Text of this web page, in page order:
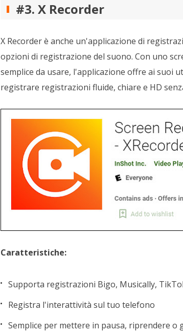
#3. X Recorder
X Recorder è anche un'applicazione di
opzioni di registrazione del suono. Con uno
semplice da usare, l'applicazione offre ai suoi
registrare registrazioni fluide, chiare e HD
Caratteristiche:
Supporta registrazioni Bigo, Musically,
Registra l'interattività sul tuo telefono
Semplice per mettere in pausa, riprendere